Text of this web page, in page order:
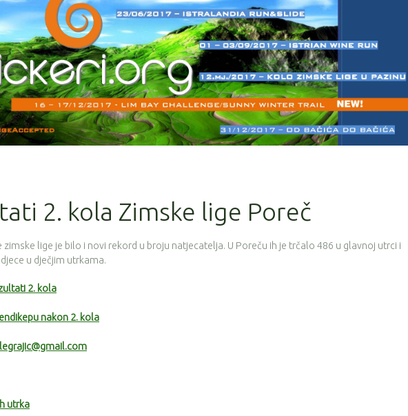
2. kola Zimske lige Poreč
zimske lige je bilo i novi rekord u broju natjecatelja. U Poreču ih je trčalo 486 u glavnoj utrci i
u dječjim utrkama.
2. kola
nakon 2. kola
utrka